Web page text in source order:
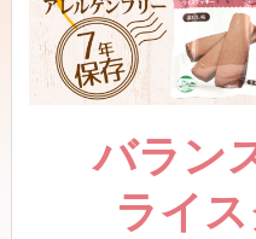
バラン
ライ